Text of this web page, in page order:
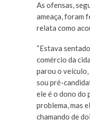
As ofensas,
ameaça, foram
relata como
“Estava
comércio da
parou o veículo,
sou pré-
ele é o dono do
problema, mas
chamando de